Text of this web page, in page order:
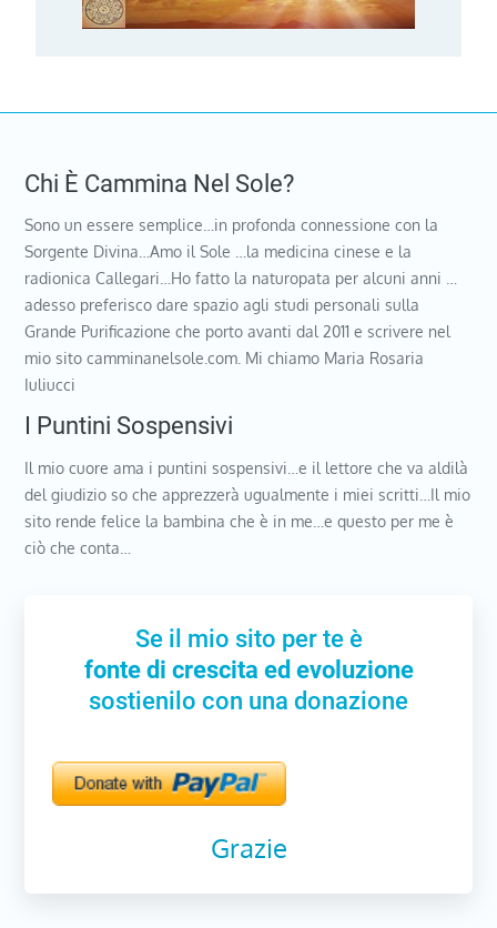
Chi È Cammina Nel Sole?
Sono un essere semplice…in profonda connessione con la
Sorgente Divina…Amo il Sole …la medicina cinese e la
radionica Callegari…Ho fatto la naturopata per alcuni anni …
adesso preferisco dare spazio agli studi personali sulla
Grande Purificazione che porto avanti dal 2011 e scrivere nel
mio sito camminanelsole.com. Mi chiamo Maria Rosaria
Iuliucci
I Puntini Sospensivi
Il mio cuore ama i puntini sospensivi…e il lettore che va aldilà
del giudizio so che apprezzerà ugualmente i miei scritti…Il mio
sito rende felice la bambina che è in me…e questo per me è
ciò che conta…
Se il mio sito per te è
fonte di crescita ed evoluzione
sostienilo con una donazione
Grazie